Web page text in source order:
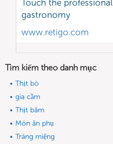
Touch the professional
gastronomy
www.retigo.com
Tìm kiếm theo danh mục
Thịt bò
gia cầm
Thịt băm
Món ăn phụ
Tráng miệng